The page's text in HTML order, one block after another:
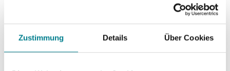
Zustimmung Details Über Cookies
Reißkraft als ein normales menschliches vorderes
Patellarsehne (Sehne unterhalb der